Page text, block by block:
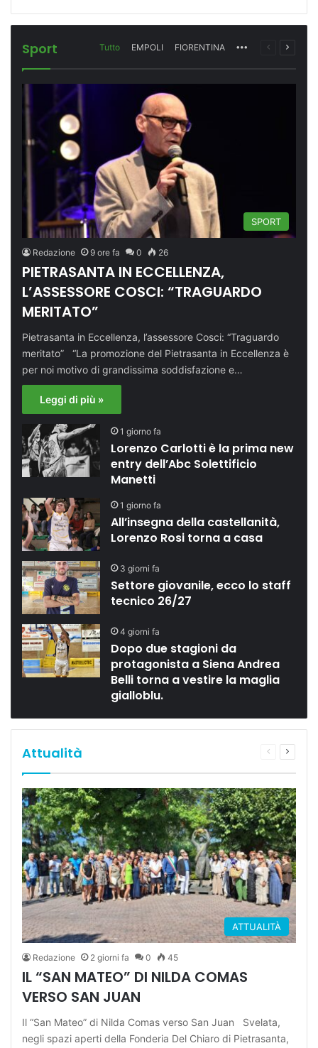
Sport Tutto EMPOLI FIORENTINA More Pagina
SPORT
Redazione 9 ore fa 0 26
PIETRASANTA IN ECCELLENZA,
L’ASSESSORE COSCI: “TRAGUARDO
MERITATO”
Pietrasanta in Eccellenza, l’assessore Cosci: “Traguardo
meritato” “La promozione del Pietrasanta in Eccellenza è
per noi motivo di grandissima soddisfazione e…
Leggi di più »
1 giorno fa
Lorenzo Carlotti è la prima new
entry dell’Abc Solettificio
Manetti
1 giorno fa
All’insegna della castellanità,
Lorenzo Rosi torna a casa
3 giorni fa
Settore giovanile, ecco lo staff
tecnico 26/27
4 giorni fa
Dopo due stagioni da
protagonista a Siena Andrea
Belli torna a vestire la maglia
gialloblu.
Attualità
Pagina
ATTUALITÀ
Redazione 2 giorni fa 0 45
IL “SAN MATEO” DI NILDA COMAS
VERSO SAN JUAN
Il “San Mateo” di Nilda Comas verso San Juan Svelata,
negli spazi aperti della Fonderia Del Chiaro di Pietrasanta,